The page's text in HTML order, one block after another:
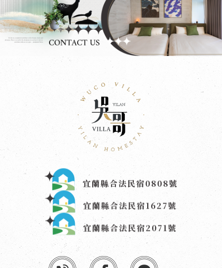
宜蘭縣合法民宿0808號
宜蘭縣合法民宿1627號
宜蘭縣合法民宿2071號